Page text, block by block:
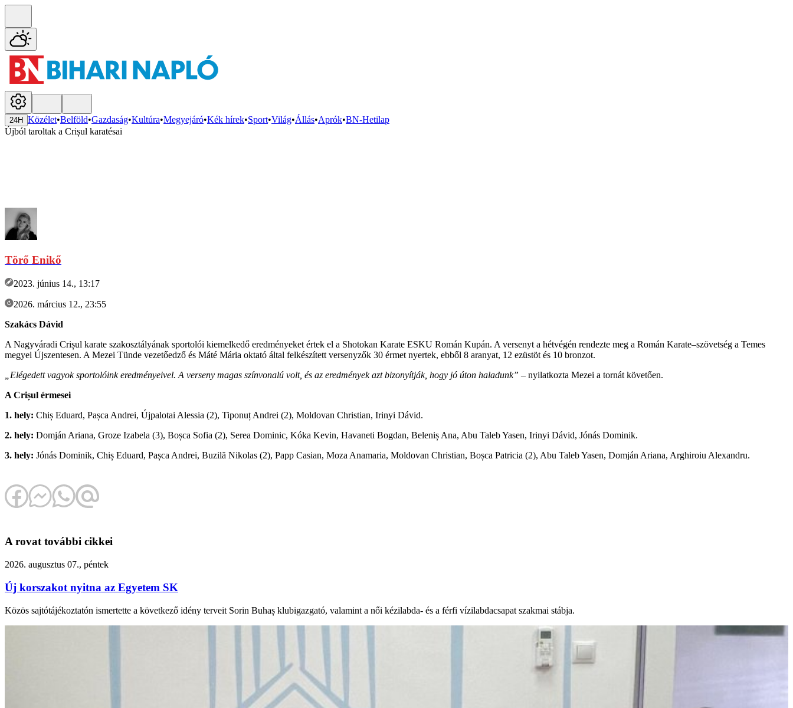
24H Közélet•Belföld•Gazdaság•Kultúra•Megyejáró•Kék hírek•Sport•Világ•Állás•Aprók•BN-Hetilap
Újból taroltak a Crișul karatésai
Törő Enikő
2023. június 14., 13:17
2026. március 12., 23:55
Szakács Dávid
A Nagyváradi Crișul karate szakosztályának sportolói kiemelkedő eredményeket értek el a Shotokan Karate ESKU Román Kupán. A versenyt a hétvégén rendezte meg a Román Karate–szövetség a Temes
megyei Újszentesen. A Mezei Tünde vezetőedző és Máté Mária oktató által felkészített versenyzők 30 érmet nyertek, ebből 8 aranyat, 12 ezüstöt és 10 bronzot.
„Elégedett vagyok sportolóink eredményeivel. A verseny magas színvonalú volt, és az eredmények azt bizonyítják, hogy jó úton haladunk” – nyilatkozta Mezei a tornát követően.
A Crișul érmesei
1. hely: Chiș Eduard, Pașca Andrei, Újpalotai Alessia (2), Tiponuț Andrei (2), Moldovan Christian, Irinyi Dávid.
2. hely: Domján Ariana, Groze Izabela (3), Boșca Sofia (2), Serea Dominic, Kóka Kevin, Havaneti Bogdan, Beleniș Ana, Abu Taleb Yasen, Irinyi Dávid, Jónás Dominik.
3. hely: Jónás Dominik, Chiș Eduard, Pașca Andrei, Buzilă Nikolas (2), Papp Casian, Moza Anamaria, Moldovan Christian, Boșca Patricia (2), Abu Taleb Yasen, Domján Ariana, Arghiroiu Alexandru.
A rovat további cikkei
2026. augusztus 07., péntek
Új korszakot nyitna az Egyetem SK
Közös sajtótájékoztatón ismertette a következő idény terveit Sorin Buhaș klubigazgató, valamint a női kézilabda- és a férfi vízilabdacsapat szakmai stábja.